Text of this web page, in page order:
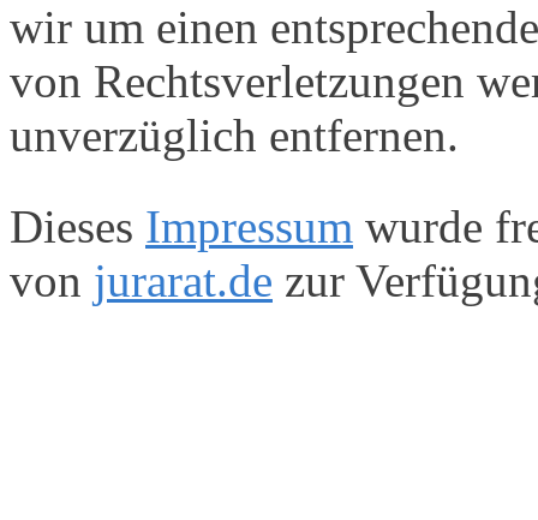
wir um einen
von Rechtsverletzungen
unverzüglich entfernen.
Dieses Impressum wurde
von jurarat.de zur